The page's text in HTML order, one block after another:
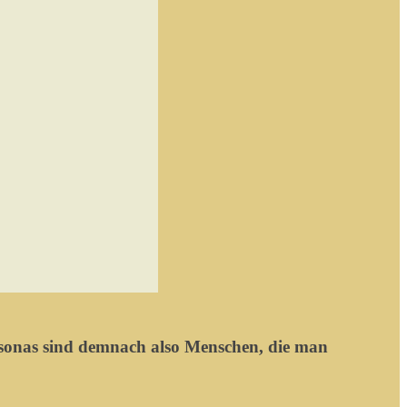
sind demnach also Menschen, die man